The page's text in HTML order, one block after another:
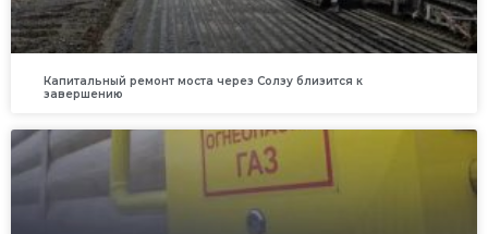
Капитальный ремонт моста через Солзу близится к
завершению